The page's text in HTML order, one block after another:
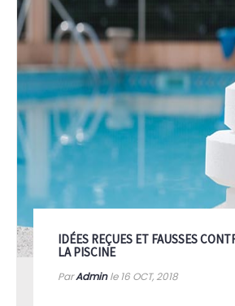
IDÉES REÇUES ET FAUSSES
LA PISCINE
ParAdminle 16 OCT, 2018